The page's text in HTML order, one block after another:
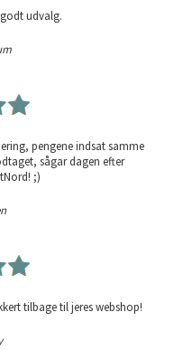
udvalg.
pengene indsat samme
sågar dagen efter
;)
tilbage til jeres webshop!